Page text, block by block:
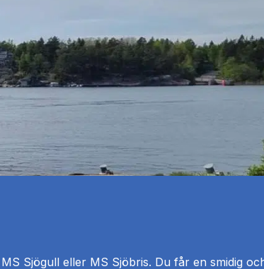
Sjögull eller MS Sjöbris. Du får en smidig